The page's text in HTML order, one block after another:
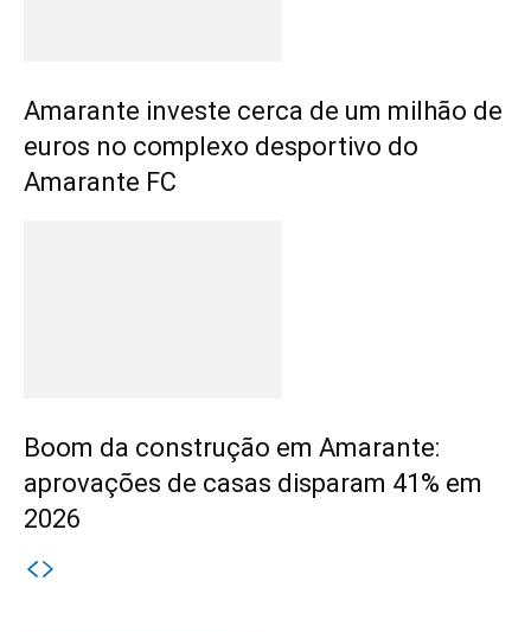
Amarante investe cerca de um milhão de
euros no complexo desportivo do
Amarante FC
Boom da construção em Amarante:
aprovações de casas disparam 41% em
2026